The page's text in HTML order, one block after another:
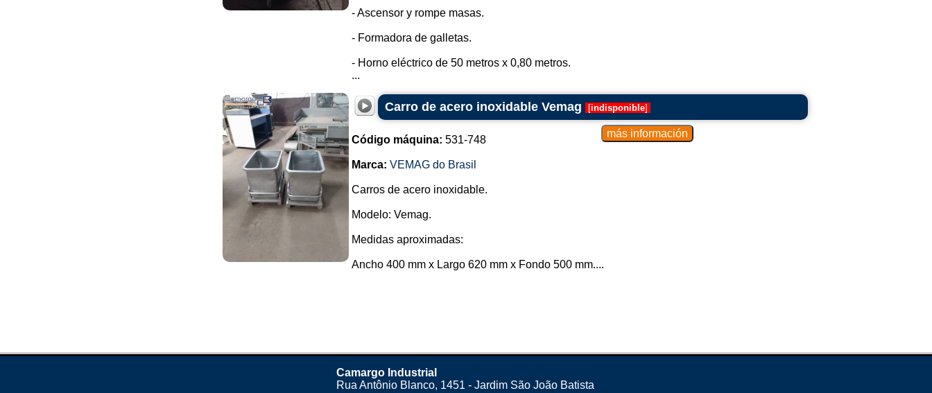
- Ascensor y rompe masas.
- Formadora de galletas.
- Horno eléctrico de 50 metros x 0,80 metros.
...
Carro de acero inoxidable Vemag [indisponible]
Código máquina: 531-748
Marca: VEMAG do Brasil
Carros de acero inoxidable.
Modelo: Vemag.
Medidas aproximadas:
Ancho 400 mm x Largo 620 mm x Fondo 500 mm....
Camargo Industrial
Rua Antônio Blanco, 1451 - Jardim São João Batista